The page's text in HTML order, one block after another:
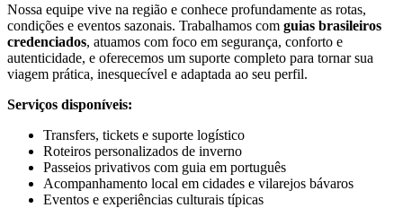
Nossa equipe vive na região e conhece profundamente as rotas,
condições e eventos sazonais. Trabalhamos com guias brasileiros
credenciados, atuamos com foco em segurança, conforto e
autenticidade, e oferecemos um suporte completo para tornar sua
viagem prática, inesquecível e adaptada ao seu perfil.
Serviços disponíveis:
Transfers, tickets e suporte logístico
Roteiros personalizados de inverno
Passeios privativos com guia em português
Acompanhamento local em cidades e vilarejos bávaros
Eventos e experiências culturais típicas